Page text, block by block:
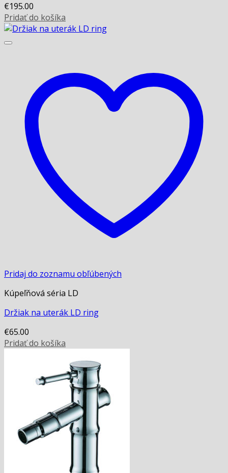
€195.00
Pridať do košíka
Pridaj do zoznamu obľúbených
Kúpeľňová séria LD
Držiak na uterák LD ring
€65.00
Pridať do košíka